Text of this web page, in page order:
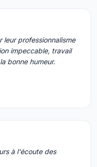
professionnalisme
impeccable, travail
bonne humeur.
à l'écoute des